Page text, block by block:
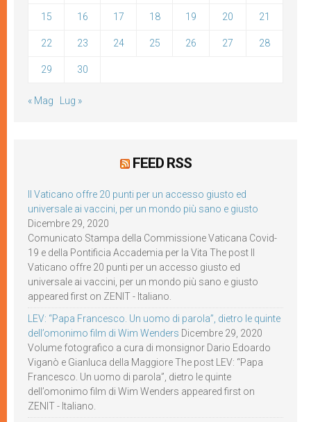
15 16 17 18 19 20 21
22 23 24 25 26 27 28
29 30
« Mag Lug »
FEED RSS
Il Vaticano offre 20 punti per un accesso giusto ed
universale ai vaccini, per un mondo più sano e giusto
Dicembre 29, 2020
Comunicato Stampa della Commissione Vaticana Covid-
19 e della Pontificia Accademia per la Vita The post Il
Vaticano offre 20 punti per un accesso giusto ed
universale ai vaccini, per un mondo più sano e giusto
appeared first on ZENIT - Italiano.
LEV: “Papa Francesco. Un uomo di parola”, dietro le quinte
dell’omonimo film di Wim Wenders Dicembre 29, 2020
Volume fotografico a cura di monsignor Dario Edoardo
Viganò e Gianluca della Maggiore The post LEV: “Papa
Francesco. Un uomo di parola”, dietro le quinte
dell’omonimo film di Wim Wenders appeared first on
ZENIT - Italiano.